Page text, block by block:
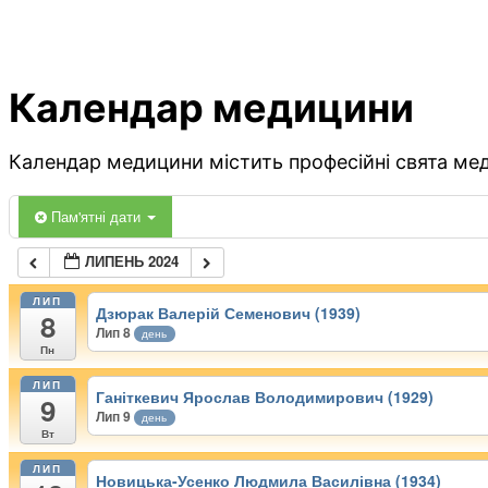
Календар медицини
Календар медицини містить професійні свята
Пам'ятні дати
ЛИПЕНЬ 2024
ЛИП
8
Пн
Дзюрак Валерій Семенович (1939)
Лип 8 день
ЛИП
9
Вт
Ганіткевич Ярослав Володимирович (1929)
Лип 9 день
ЛИП
Новицька-Усенко Людмила Василівна (1934)